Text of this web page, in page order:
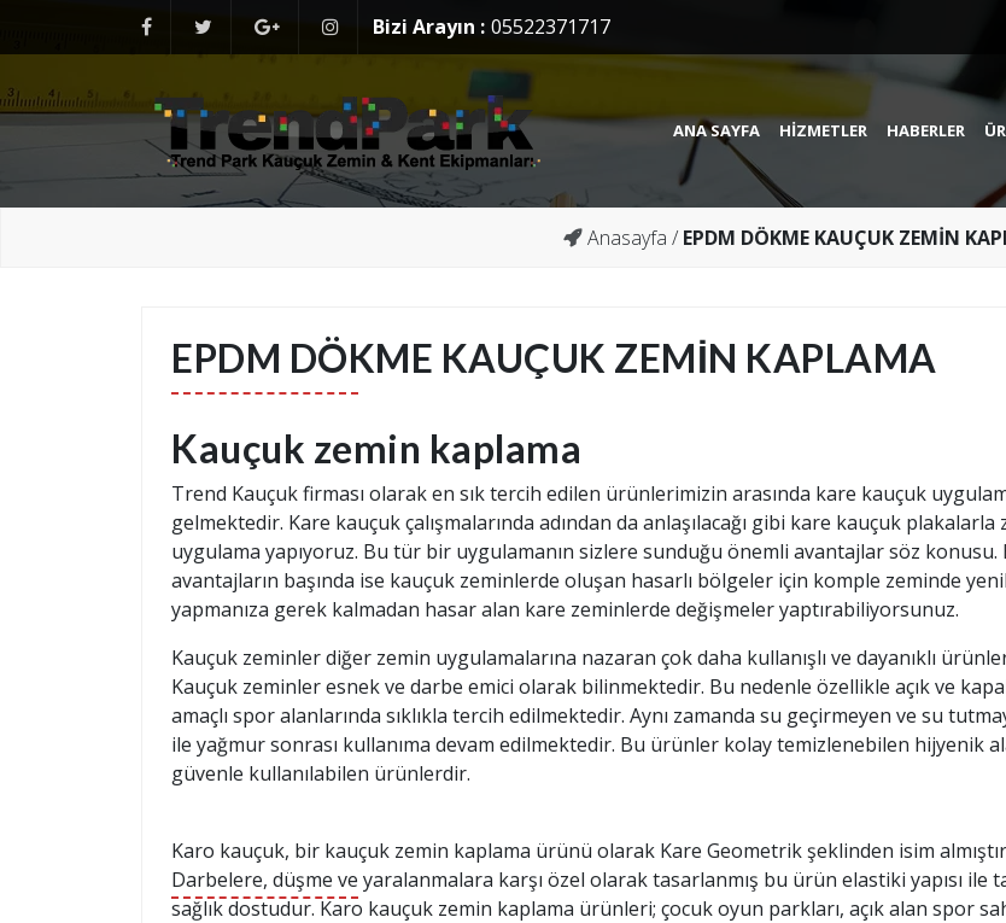
Bizi Arayın : 05522371717
Kauçuk Zemin Yer Kaplama Döşeme
Kauçuk Zemin Yer Kaplama Döşeme
ANA SAYFA HIZMETLER HABERLER
Anasayfa / EPDM DÖKME KAUÇUK ZEMİN
EPDM DÖKME KAUÇUK ZEMİN KAPLAMA
Kauçuk zemin kaplama
Trend Kauçuk firması olarak en sık tercih edilen ürünlerimizin arasında kare kauçuk
gelmektedir. Kare kauçuk çalışmalarında adından da anlaşılacağı gibi kare kauçuk plakalarla
uygulama yapıyoruz. Bu tür bir uygulamanın sizlere sunduğu önemli avantajlar söz konusu.
avantajların başında ise kauçuk zeminlerde oluşan hasarlı bölgeler için komple zeminde
yapmanıza gerek kalmadan hasar alan kare zeminlerde değişmeler yaptırabiliyorsunuz.
Kauçuk zeminler diğer zemin uygulamalarına nazaran çok daha kullanışlı ve dayanıklı
Kauçuk zeminler esnek ve darbe emici olarak bilinmektedir. Bu nedenle özellikle açık ve
amaçlı spor alanlarında sıklıkla tercih edilmektedir. Aynı zamanda su geçirmeyen ve su
ile yağmur sonrası kullanıma devam edilmektedir. Bu ürünler kolay temizlenebilen hijyenik
güvenle kullanılabilen ürünlerdir.
Karo kauçuk, bir kauçuk zemin kaplama ürünü olarak Kare Geometrik şeklinden isim
Darbelere, düşme ve yaralanmalara karşı özel olarak tasarlanmış bu ürün elastiki yapısı ile
sağlık dostudur. Karo kauçuk zemin kaplama ürünleri; çocuk oyun parkları, açık alan spor